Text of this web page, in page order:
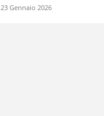
23 Gennaio 2026